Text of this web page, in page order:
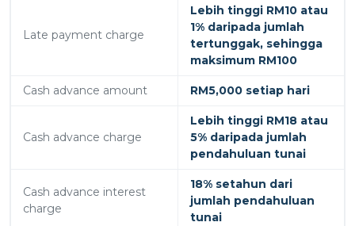
Late payment charge
Lebih tinggi RM10 atau
1% daripada jumlah
tertunggak, sehingga
maksimum RM100
Cash advance amount RM5,000 setiap hari
Cash advance charge
Lebih tinggi RM18 atau
5% daripada jumlah
pendahuluan tunai
Cash advance interest
charge
18% setahun dari
jumlah pendahuluan
tunai